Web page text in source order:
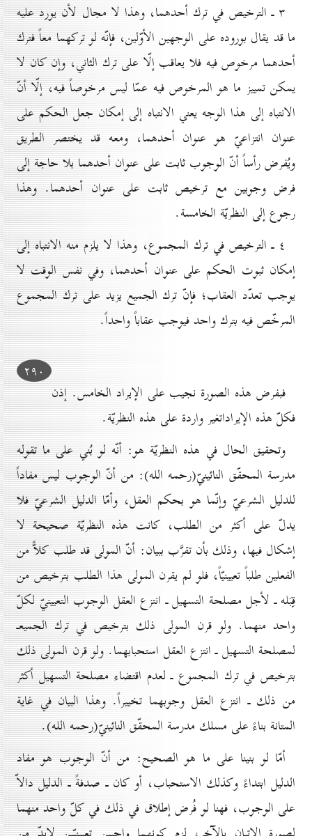
۳ ـ الترخيص في ترك أحدهما، وهذا لا مجال لأن يورد عليه
ما قد يقال بوروده على الوجهين الأوّلين، فإنّه لو تركهما معاً فترك
أحدهما مرخوص فيه فلا يعاقب إلّا على ترك الثاني، وإن كان لا
يمكن تمييز ما هو المرخوص فيه عمّا ليس مرخوصاً فيه، إلّا أنّ
الانتباه إلى هذا الوجه يعني الانتباه إلى إمكان جعل الحكم على
عنوان انتزاعيّ هو عنوان أحدهما، ومعه قد يختصر الطريق
ويُفرض رأساً أنّ الوجوب ثابت على عنوان أحدهما بلا حاجة إلى
فرض وجوبين مع ترخيص ثابت على عنوان أحدهما. وهذا
رجوع إلى النظريّة الخامسة.
٤ ـ الترخيص في ترك المجموع، وهذا لا يلزم منه الانتباه إلى
إمكان ثبوت الحكم على عنوان أحدهما، وفي نفس الوقت لا
يوجب تعدّد العقاب؛ فإنّ ترك الجميع يزيد على ترك المجموع
المرخّص فيه بترك واحد فيوجب عقاباً واحداً.
۲۹٠
فبفرض هذه الصورة نجيب على الإيراد الخامس. إذن
فكلّ هذه الإيراداتغير واردة على هذه النظريّة.
وتحقيق الحال في هذه النظريّة هو: أنّه لو بُني على ما تقوله
مدرسة المحقّق النائينيّ(رحمه الله): من أنّ الوجوب ليس مفاداً
للدليل الشرعيّ وإنّما هو بحكم العقل، وأمّا الدليل الشرعيّ فلا
يدلّ على أكثر من الطلب، كانت هذه النظريّة صحيحة لا
إشكال فيها، وذلك بأن تقرَّب ببيان: أنّ المولى قد طلب كلاًّ من
الفعلين طلباً تعيينيّاً، فلو لم يقرن المولى هذا الطلب بترخيص من
قِبَله ـ لأجل مصلحة التسهيل ـ انتزع العقل الوجوب التعيينيّ لكلّ
واحد منهما. ولو قرن المولى ذلك بترخيص في ترك الجميعـ
لمصلحة التسهيل ـ انتزع العقل استحبابهما. ولو قرن المولى ذلك
بترخيص في ترك المجموع ـ لعدم اقتضاء مصلحة التسهيل أكثر
من ذلك ـ انتزع العقل وجوبهما تخييراً. وهذا البيان في غاية
المتانة بناءً على مسلك مدرسة المحقّق النائينيّ(رحمه الله).
أمّا لو بنينا على ما هو الصحيح: من أنّ الوجوب هو مفاد
الدليل ابتداءً وكذلك الاستحباب، أو كان ـ صدفةً ـ الدليل دالاّ
على الوجوب، فهنا لو فُرض إطلاق في ذلك في كلّ واحد منهما